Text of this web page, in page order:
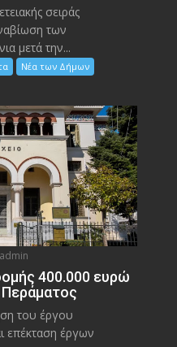
σειράς
των
μετά την...
Νέα των Δήμων
400.000 ευρώ
του έργου
επέκταση έργων